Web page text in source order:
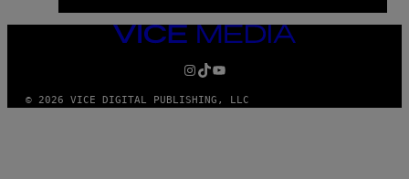
VICE
MEDIA
INSTAGRAM
TIKTOK
YOUTUBE
© 2026 VICE DIGITAL PUBLISHING, LLC